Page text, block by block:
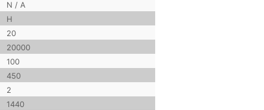
N / A
H
20
20000
100
450
2
1440